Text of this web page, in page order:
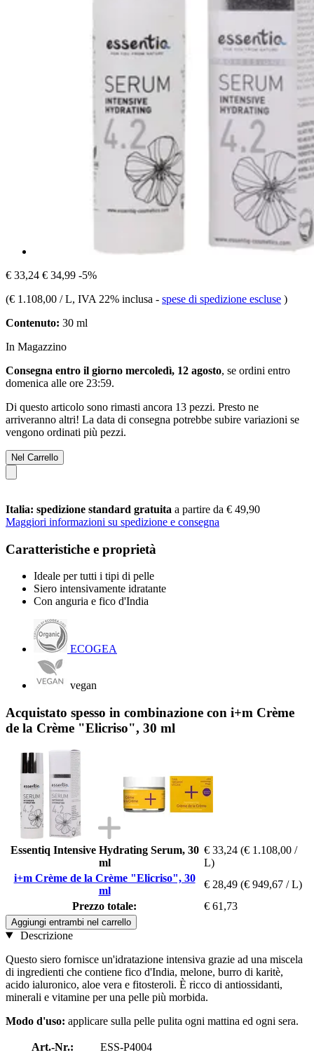
€ 33,24 € 34,99 -5%
(€ 1.108,00 / L, IVA 22% inclusa - spese di spedizione escluse )
Contenuto: 30 ml
In Magazzino
Consegna entro il giorno mercoledì, 12 agosto, se ordini entro
domenica alle ore 23:59.
Di questo articolo sono rimasti ancora 13 pezzi. Presto ne
arriveranno altri! La data di consegna potrebbe subire variazioni se
vengono ordinati più pezzi.
Nel Carrello
Italia: spedizione standard gratuita a partire da € 49,90
Maggiori informazioni su spedizione e consegna
Caratteristiche e proprietà
Ideale per tutti i tipi di pelle
Siero intensivamente idratante
Con anguria e fico d'India
ECOGEA
vegan
Acquistato spesso in combinazione con i+m Crème
de la Crème "Elicriso", 30 ml
Essentiq Intensive Hydrating Serum, 30
ml
€ 33,24 (€ 1.108,00 /
L)
i+m Crème de la Crème "Elicriso", 30
ml
€ 28,49 (€ 949,67 / L)
Prezzo totale:
€ 61,73
Aggiungi entrambi nel carrello
Descrizione
Questo siero fornisce un'idratazione intensiva grazie ad una miscela
di ingredienti che contiene fico d'India, melone, burro di karitè,
acido ialuronico, aloe vera e fitosteroli. È ricco di antiossidanti,
minerali e vitamine per una pelle più morbida.
Modo d'uso: applicare sulla pelle pulita ogni mattina ed ogni sera.
Art.-Nr.:
ESS-P4004